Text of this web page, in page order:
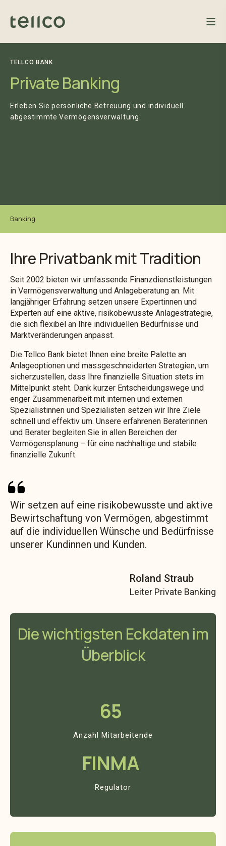
TELLCO BANK
Private Banking
Erleben Sie persönliche Betreuung und individuell
abgestimmte Vermögensverwaltung.
Banking
Ihre Privatbank mit Tradition
Seit 2002 bieten wir umfassende Finanzdienstleistungen
in Vermögensverwaltung und Anlageberatung an. Mit
langjähriger Erfahrung setzen unsere Expertinnen und
Experten auf eine aktive, risikobewusste Anlagestrategie,
die sich flexibel an Ihre individuellen Bedürfnisse und
Marktveränderungen anpasst.
Die Tellco Bank bietet Ihnen eine breite Palette an
Anlageoptionen und massgeschneiderten Strategien, um
sicherzustellen, dass Ihre finanzielle Situation stets im
Mittelpunkt steht. Dank kurzer Entscheidungswege und
enger Zusammenarbeit mit internen und externen
Spezialistinnen und Spezialisten setzen wir Ihre Ziele
schnell und effektiv um. Unsere erfahrenen Beraterinnen
und Berater begleiten Sie in allen Bereichen der
Vermögensplanung – für eine nachhaltige und stabile
finanzielle Zukunft.
Wir setzen auf eine risikobewusste und aktive
Bewirtschaftung von Vermögen, abgestimmt
auf die individuellen Wünsche und Bedürfnisse
unserer Kundinnen und Kunden.
Roland Straub
Leiter Private Banking
Die wichtigsten Eckdaten im
Überblick
65
Anzahl Mitarbeitende
FINMA
Regulator